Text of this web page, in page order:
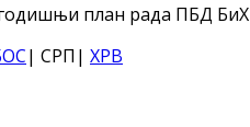
план рада ПБД БиХ
| СРП| ХРВ